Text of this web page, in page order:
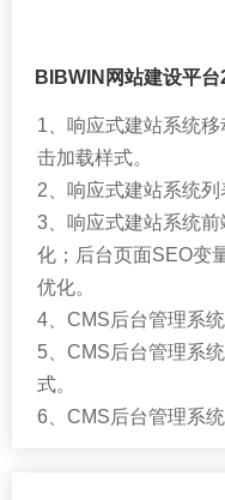
BIBWIN网站建设平
1、响应式建站系统
击加载样式。
2、响应式建站系统列
3、响应式建站系统
化；后台页面SEO变
优化。
4、CMS后台管理系
5、CMS后台管理系
式。
6、CMS后台管理系